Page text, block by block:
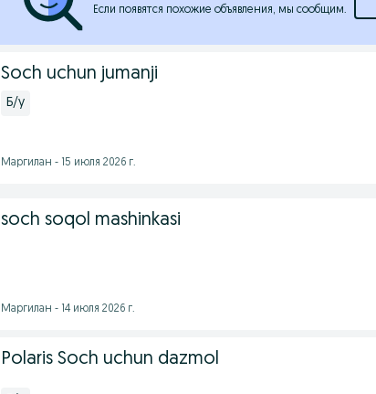
Если появятся похожие объявления, мы сообщим.
Soch uchun jumanji
Б/у
Маргилан - 15 июля 2026 г.
soch soqol mashinkasi
Маргилан - 14 июля 2026 г.
Polaris Soch uchun dazmol